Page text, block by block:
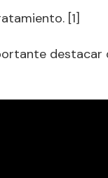
[1]
destacar